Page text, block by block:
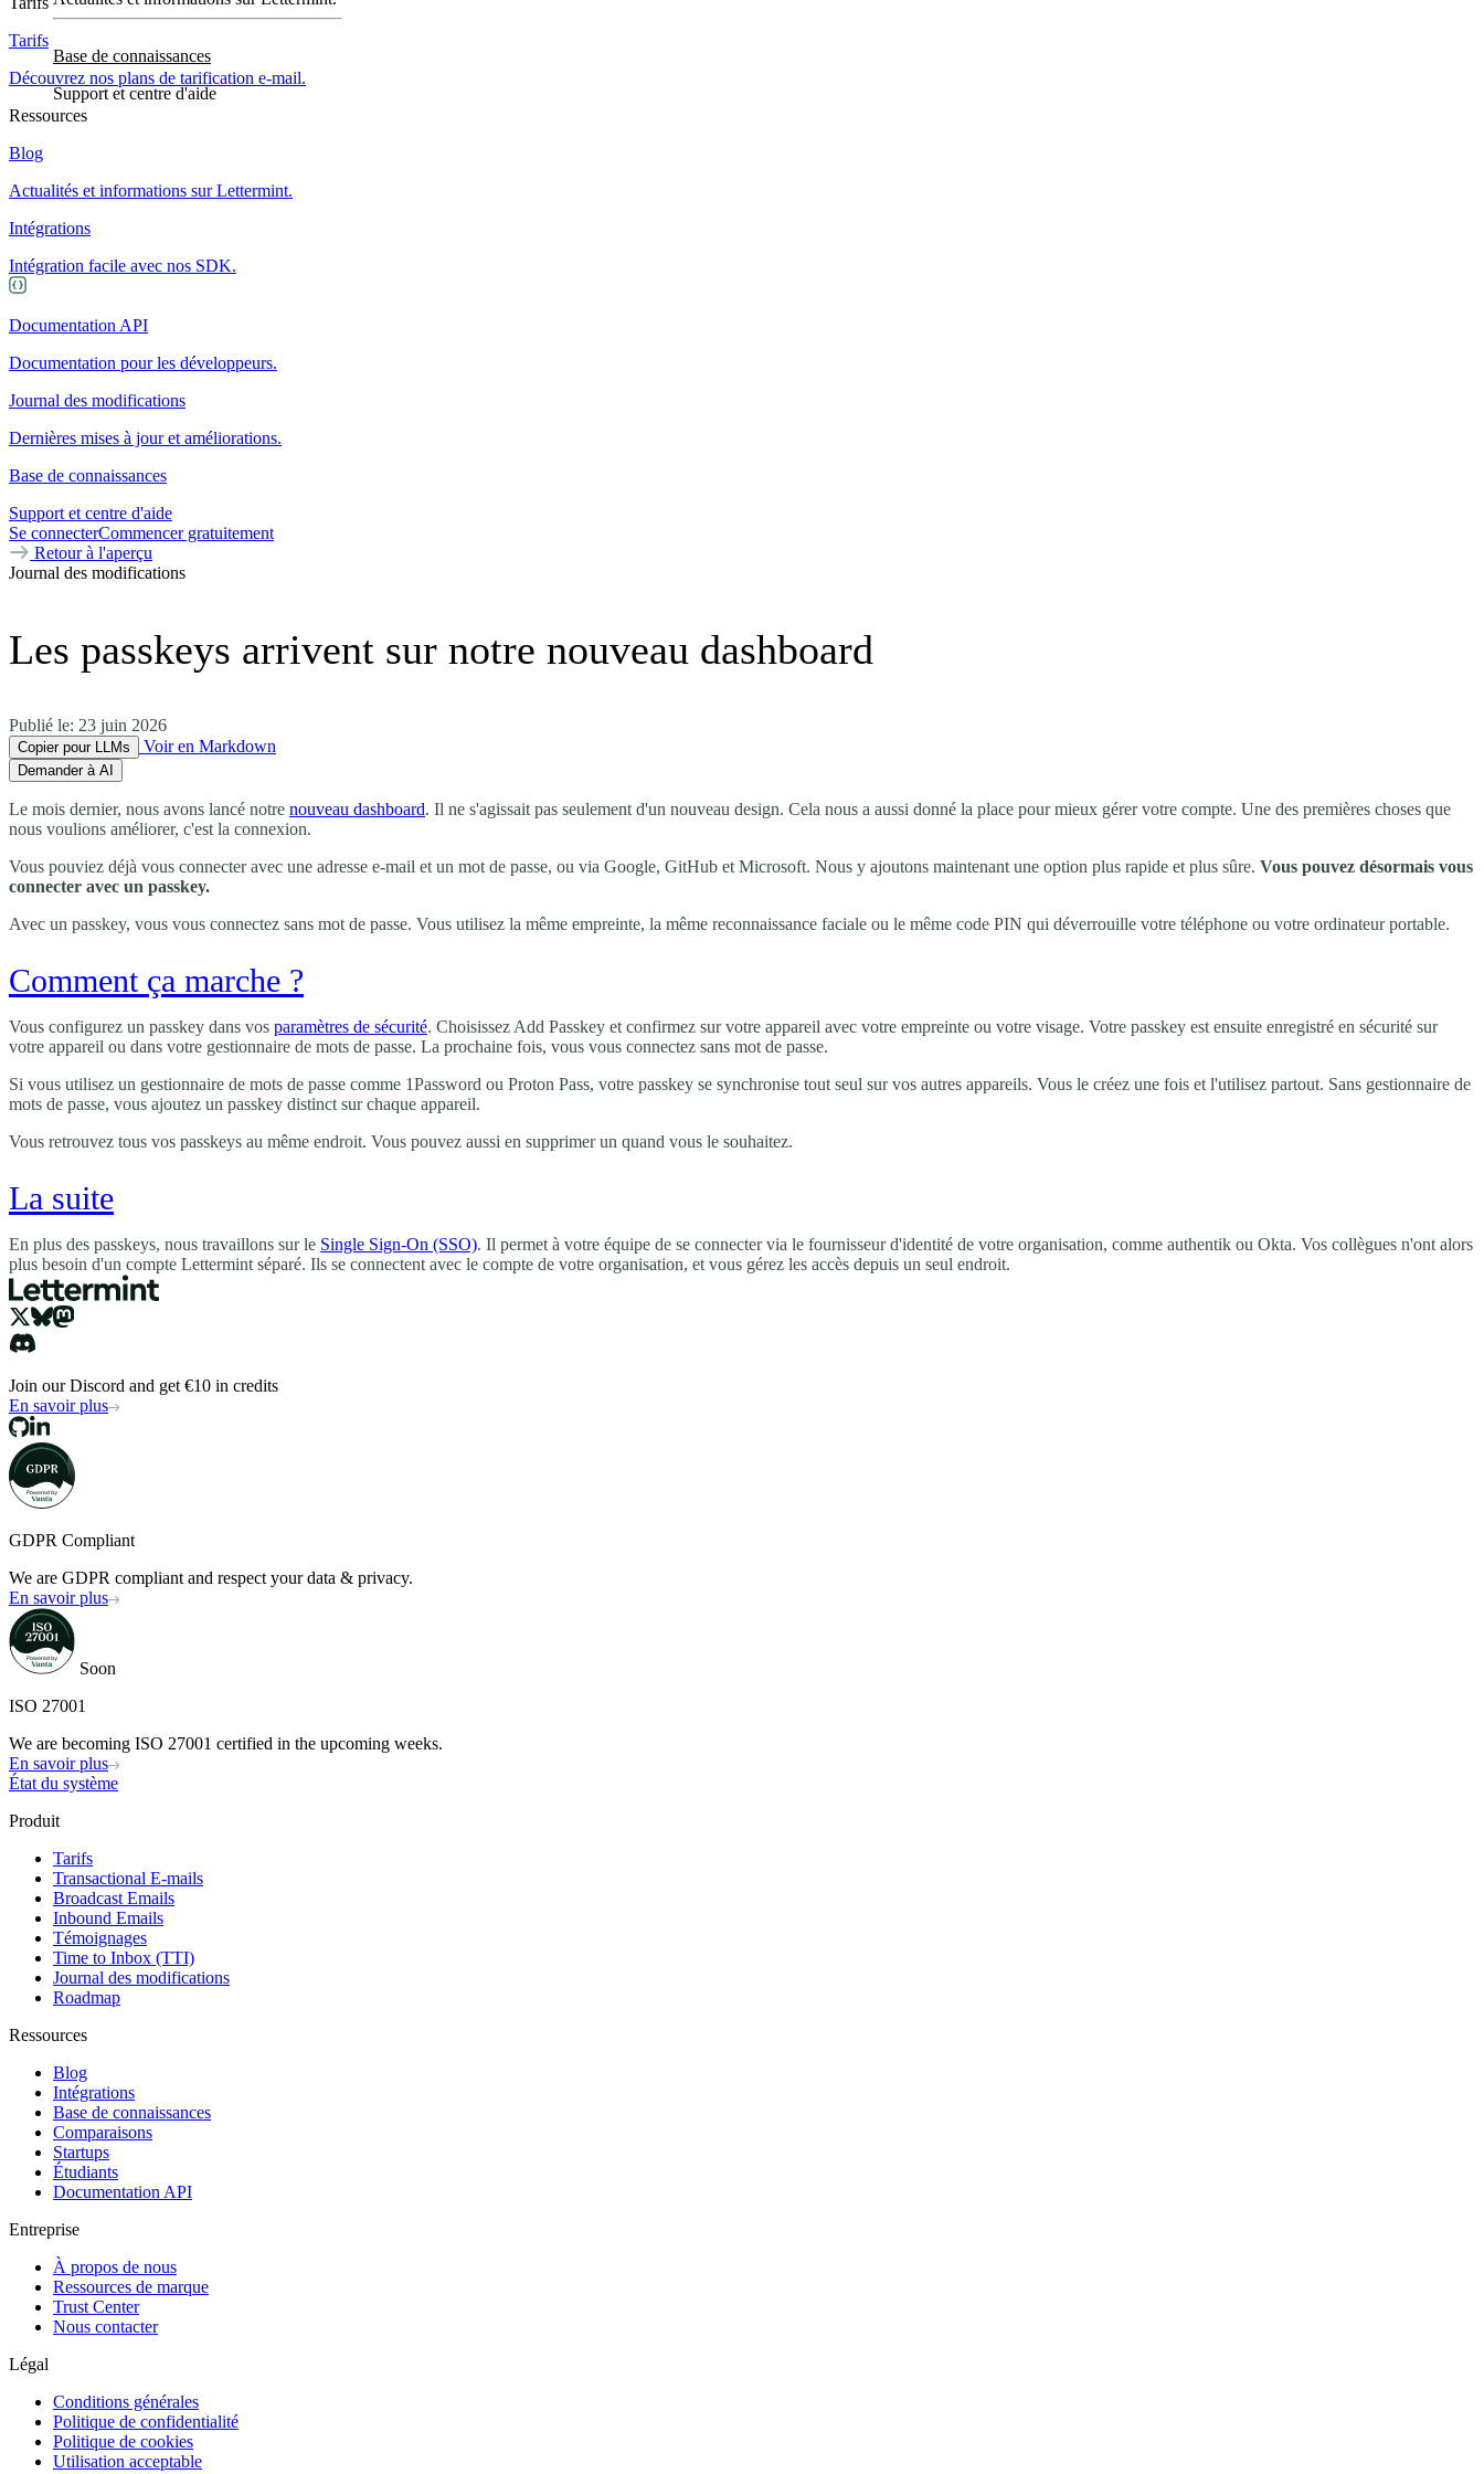
Base de connaissances
Support et centre d'aide
Tarifs
Découvrez nos plans de tarification e-mail.
Ressources
Blog
Actualités et informations sur Lettermint.
Intégrations
Intégration facile avec nos SDK.
Documentation API
Documentation pour les développeurs.
Journal des modifications
Dernières mises à jour et améliorations.
Base de connaissances
Support et centre d'aide
Se connecterCommencer gratuitement
Retour à l'aperçu
Journal des modifications
Les passkeys arrivent sur notre nouveau dashboard
Publié le: 23 juin 2026
Copier pour LLMs Voir en Markdown
Demander à AI
Le mois dernier, nous avons lancé notre nouveau dashboard. Il ne s'agissait pas seulement d'un nouveau design. Cela nous a aussi donné la place pour mieux gérer votre compte. Une des premières choses que
nous voulions améliorer, c'est la connexion.
Vous pouviez déjà vous connecter avec une adresse e-mail et un mot de passe, ou via Google, GitHub et Microsoft. Nous y ajoutons maintenant une option plus rapide et plus sûre. Vous pouvez désormais vous
connecter avec un passkey.
Avec un passkey, vous vous connectez sans mot de passe. Vous utilisez la même empreinte, la même reconnaissance faciale ou le même code PIN qui déverrouille votre téléphone ou votre ordinateur portable.
Comment ça marche ?
Vous configurez un passkey dans vos paramètres de sécurité. Choisissez Add Passkey et confirmez sur votre appareil avec votre empreinte ou votre visage. Votre passkey est ensuite enregistré en sécurité sur
votre appareil ou dans votre gestionnaire de mots de passe. La prochaine fois, vous vous connectez sans mot de passe.
Si vous utilisez un gestionnaire de mots de passe comme 1Password ou Proton Pass, votre passkey se synchronise tout seul sur vos autres appareils. Vous le créez une fois et l'utilisez partout. Sans gestionnaire de
mots de passe, vous ajoutez un passkey distinct sur chaque appareil.
Vous retrouvez tous vos passkeys au même endroit. Vous pouvez aussi en supprimer un quand vous le souhaitez.
La suite
En plus des passkeys, nous travaillons sur le Single Sign-On (SSO). Il permet à votre équipe de se connecter via le fournisseur d'identité de votre organisation, comme authentik ou Okta. Vos collègues n'ont alors
plus besoin d'un compte Lettermint séparé. Ils se connectent avec le compte de votre organisation, et vous gérez les accès depuis un seul endroit.
Join our Discord and get €10 in credits
En savoir plus
GDPR Compliant
We are GDPR compliant and respect your data & privacy.
En savoir plus
Soon
ISO 27001
We are becoming ISO 27001 certified in the upcoming weeks.
En savoir plus
État du système
Produit
Tarifs
Transactional E-mails
Broadcast Emails
Inbound Emails
Témoignages
Time to Inbox (TTI)
Journal des modifications
Roadmap
Ressources
Blog
Intégrations
Base de connaissances
Comparaisons
Startups
Étudiants
Documentation API
Entreprise
À propos de nous
Ressources de marque
Trust Center
Nous contacter
Légal
Conditions générales
Politique de confidentialité
Politique de cookies
Utilisation acceptable